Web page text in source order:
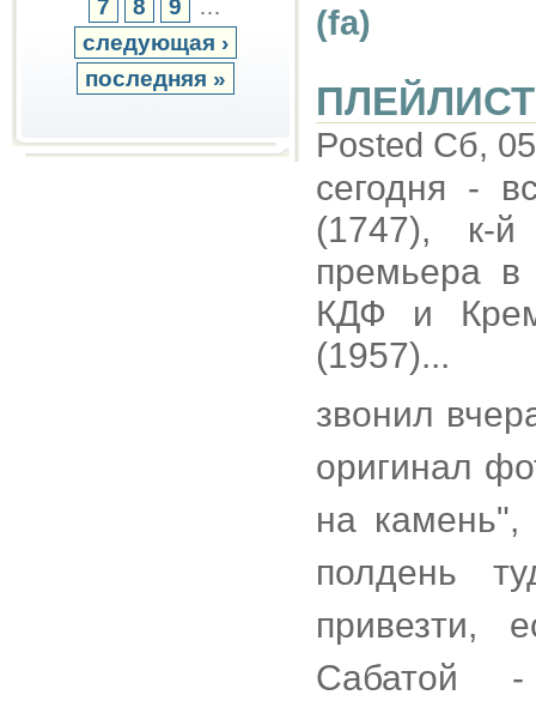
7 8 9
…
следующая ›
последняя »
(fa)
ПЛЕЙЛИСТ
Posted Сб,
сегодня -
(1747), к-
премьера
КДФ и
(1957)...
звонил
оригинал
на камень",
полдень
привезти,
Сабатой